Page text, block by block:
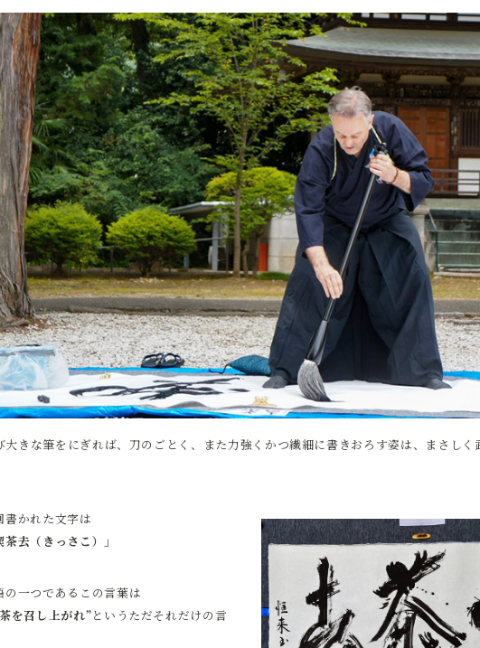
大きな筆をにぎれば、刀のごとく、また力強くかつ繊細に書きおろす姿は、まさしく
書かれた文字は
茶去（きっさこ）」
の一つであるこの言葉は
を召し上がれ”というただそれだけの言